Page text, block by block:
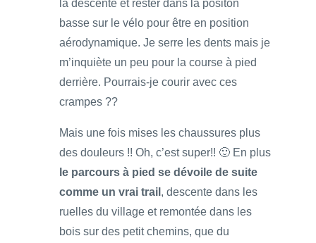
la descente et rester dans la positon
basse sur le vélo pour être en position
aérodynamique. Je serre les dents mais je
m’inquiète un peu pour la course à pied
derrière. Pourrais-je courir avec ces
crampes ??
Mais une fois mises les chaussures plus
des douleurs !! Oh, c’est super!! 🙂 En plus
le parcours à pied se dévoile de suite
comme un vrai trail , descente dans les
ruelles du village et remontée dans les
bois sur des petit chemins, que du